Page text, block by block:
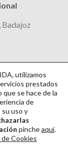
Badajoz
utilizamos
prestados
se hace de la
de
uso y
pincheaquí.
Cookies